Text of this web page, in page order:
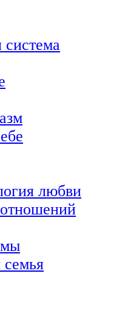
любви